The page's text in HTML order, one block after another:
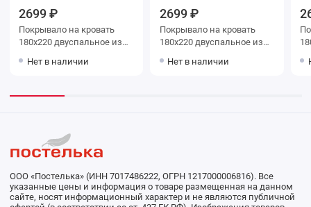
2699 ₽
Покрывало на кровать
180х220 двуспальное из
м2 коричневое Орнамент
Нет в наличии
2699 ₽
Покрывало на кровать
180х220 двуспальное из
м2 коричневое Орнамент
Нет в наличии
м2 белое
ООО «Постелька» (ИНН 7017486222, ОГРН 1217000006816). Все
указанные цены и информация о товаре размещенная на данном
сайте, носят информационный характер и не являются публичной